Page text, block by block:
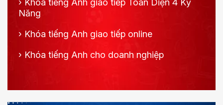
› Khóa tiếng Anh giao tiếp Toàn Diện 4 Kỹ
Năng
› Khóa tiếng Anh giao tiếp online
› Khóa tiếng Anh cho doanh nghiệp